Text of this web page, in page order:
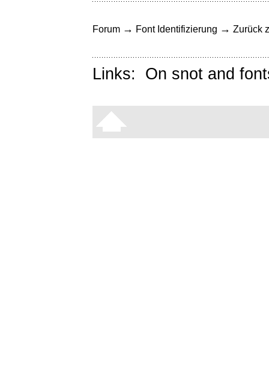
Forum → Font Identifizierung → Zurück
Links: On snot and